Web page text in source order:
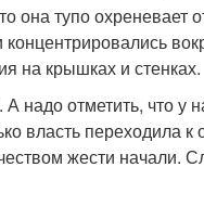
она тупо
на крышках и стенках.
отметить, что у
власть переходила
жести начали.